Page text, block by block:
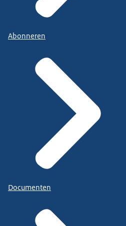
Abonneren
Documenten